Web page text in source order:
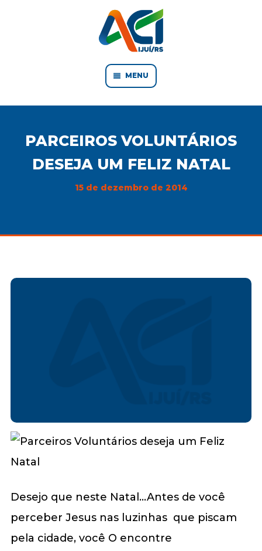
MENU
PARCEIROS VOLUNTÁRIOS
DESEJA UM FELIZ NATAL
15 de dezembro de 2014
Desejo que neste Natal…Antes de você
perceber Jesus nas luzinhas que piscam
pela cidade, você O encontre